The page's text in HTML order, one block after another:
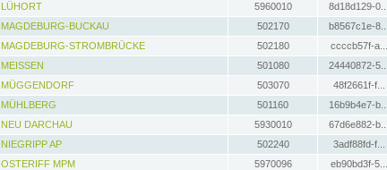
LÜHORT
5960010 8d18d129-0...
MAGDEBURG-BUCKAU
502170 b8567c1e-8...
MAGDEBURG-STROMBRÜCKE
502180 ccccb57f-a...
MEISSEN
501080 24440872-5...
MÜGGENDORF
503070 48f2661f-f...
MÜHLBERG
501160 16b9b4e7-b...
NEU DARCHAU
5930010 67d6e882-b...
NIEGRIPP AP
502240 3adf88fd-f...
OSTERIFF MPM
5970096 eb90bd3f-5...